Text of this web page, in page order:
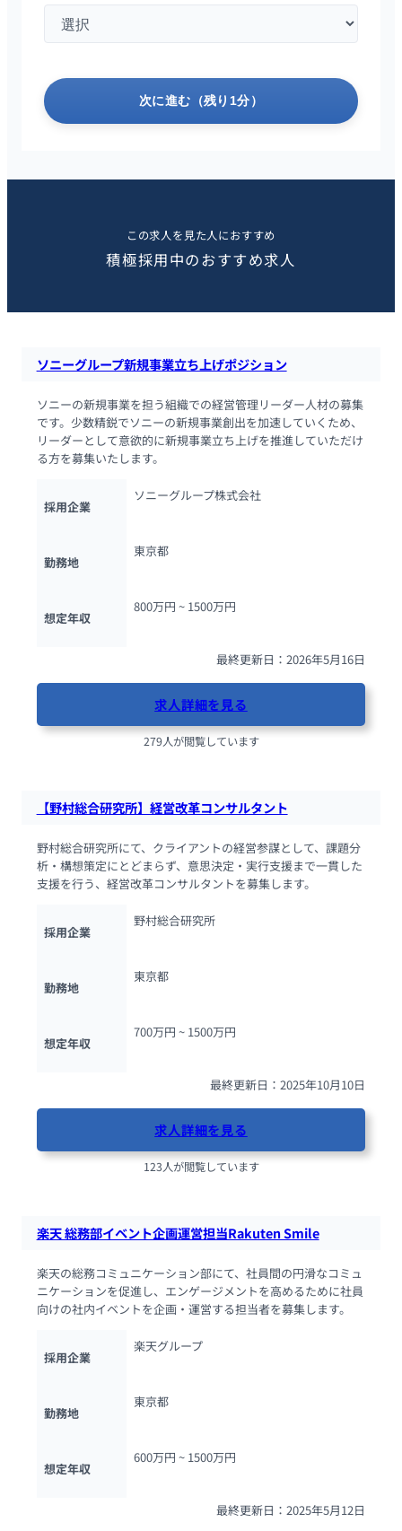
次に進む（残り1分）
この求人を見た人におすすめ
積極採用中のおすすめ求人
ソニーグループ新規事業立ち上げポジション
ソニーの新規事業を担う組織での経営管理リーダー人材の募集
です。少数精鋭でソニーの新規事業創出を加速していくため、
リーダーとして意欲的に新規事業立ち上げを推進していただけ
る方を募集いたします。
採用企業
ソニーグループ株式会社
勤務地
東京都
想定年収
800万円 ~ 1500万円
最終更新日：2026年5月16日
求人詳細を見る
279人が閲覧しています
【野村総合研究所】経営改革コンサルタント
野村総合研究所にて、クライアントの経営参謀として、課題分
析・構想策定にとどまらず、意思決定・実行支援まで一貫した
支援を行う、経営改革コンサルタントを募集します。
採用企業
野村総合研究所
勤務地
東京都
想定年収
700万円 ~ 1500万円
最終更新日：2025年10月10日
求人詳細を見る
123人が閲覧しています
楽天 総務部イベント企画運営担当Rakuten Smile
楽天の総務コミュニケーション部にて、社員間の円滑なコミュ
ニケーションを促進し、エンゲージメントを高めるために社員
向けの社内イベントを企画・運営する担当者を募集します。
採用企業
楽天グループ
勤務地
東京都
想定年収
600万円 ~ 1500万円
最終更新日：2025年5月12日